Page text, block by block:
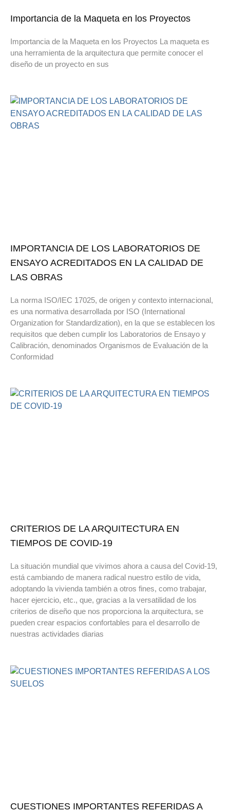
Importancia de la Maqueta en los Proyectos
Importancia de la Maqueta en los Proyectos La maqueta es
una herramienta de la arquitectura que permite conocer el
diseño de un proyecto en sus
IMPORTANCIA DE LOS LABORATORIOS DE
ENSAYO ACREDITADOS EN LA CALIDAD DE
LAS OBRAS
La norma ISO/IEC 17025, de origen y contexto internacional,
es una normativa desarrollada por ISO (International
Organization for Standardization), en la que se establecen los
requisitos que deben cumplir los Laboratorios de Ensayo y
Calibración, denominados Organismos de Evaluación de la
Conformidad
CRITERIOS DE LA ARQUITECTURA EN
TIEMPOS DE COVID-19
La situación mundial que vivimos ahora a causa del Covid-19,
está cambiando de manera radical nuestro estilo de vida,
adoptando la vivienda también a otros fines, como trabajar,
hacer ejercicio, etc., que, gracias a la versatilidad de los
criterios de diseño que nos proporciona la arquitectura, se
pueden crear espacios confortables para el desarrollo de
nuestras actividades diarias
CUESTIONES IMPORTANTES REFERIDAS A